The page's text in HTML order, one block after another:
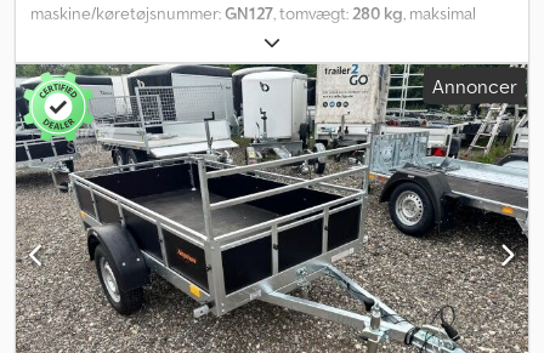
maskine/køretøjsnummer:GN127 , tomvægt: 280 kg , maksimal
1.300 kg
aksel, længde af lastrum:2.360 mm, læsningsbredde:1.290 mm,
lastepladshøjde:370 mm, Sider, ræling og lignende - Aftageligt H-
stativ - Fuldsvejset ræling - Sidevægge af multiplex - Klapbar og
aftagelig for- og bagklap - Aftagelige sidevægge (boltet) - Kan
anvendes som platformstrailer Monteringsmulighed for
presenning og net - Monterede fastgørelsesknapper til
presenning og net Chassis og ramme - Svejset chassis med
tiptrækstang - To gennemgående U-profilerede længdebjælker
og tre tværstivere - Kuglekobling med sikkerhedsindikator -
Chassiset er varmgalvaniseret Cedpfxsd Uv Nls Ah Ieha Ladeflade
og bund - Sammenhængende, skridsikker og vandtæt
fenolbelagt krydsfinerbund - 12 mm tykkelse Lysudstyr - Moderne
Annoncer